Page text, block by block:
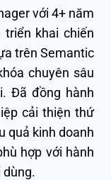
với 4+ năm
triển khai chiến
trên Semantic
chuyên sâu
Đã đồng hành
cải thiện thứ
quả kinh doanh
hợp với hành
dùng.